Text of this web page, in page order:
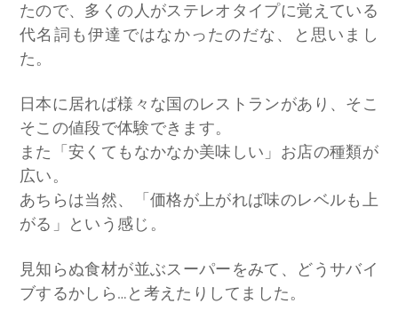
たので、多くの人がステレオタイプに覚えている
代名詞も伊達ではなかったのだな、と思いまし
た。
日本に居れば様々な国のレストランがあり、そこ
そこの値段で体験できます。
また「安くてもなかなか美味しい」お店の種類が
広い。
あちらは当然、「価格が上がれば味のレベルも上
がる」という感じ。
見知らぬ食材が並ぶスーパーをみて、どうサバイ
ブするかしら…と考えたりしてました。